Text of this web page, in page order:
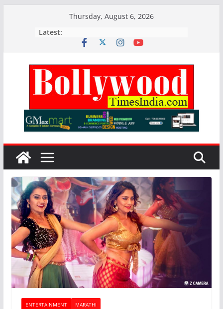
Thursday, August 6, 2026
Latest:
ENTERTAINMENT MARATHI